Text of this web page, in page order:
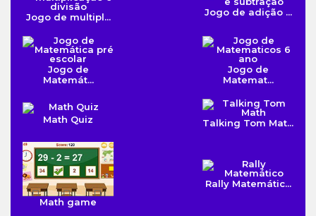
Jogo de multipl... Jogo de adição ...
Jogo de
Matemát...
Jogo de
Matemat...
Math Quiz Talking Tom Mat...
Math game
Rally Matemátic...